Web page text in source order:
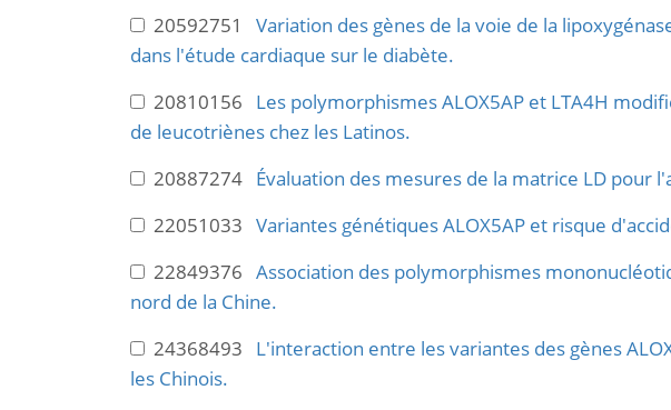
20592751 Variation des gènes de la voie de la
dans l'étude cardiaque sur le diabète.
20810156 Les polymorphismes ALOX5AP et LTA4H
de leucotriènes chez les Latinos.
20887274 Évaluation des mesures de la matrice LD pour
22051033 Variantes génétiques ALOX5AP et risque
22849376 Association des polymorphismes
nord de la Chine.
24368493 L'interaction entre les variantes des gènes
les Chinois.